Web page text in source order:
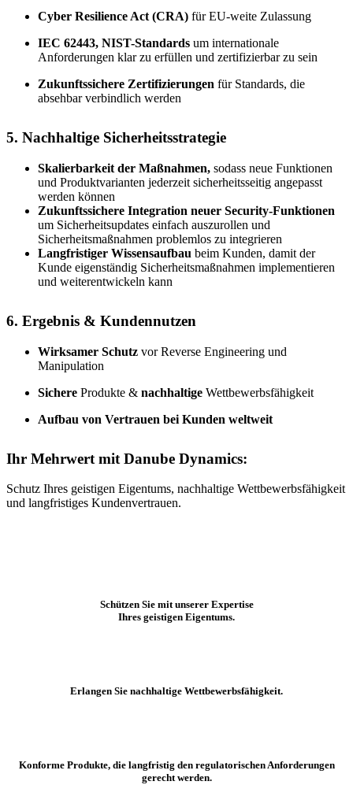
Cyber Resilience Act (CRA) für EU-weite Zulassung
IEC 62443, NIST-Standards um internationale
Anforderungen klar zu erfüllen und zertifizierbar zu sein
Zukunftssichere Zertifizierungen für Standards, die
absehbar verbindlich werden
5. Nachhaltige Sicherheitsstrategie
Skalierbarkeit der Maßnahmen, sodass neue Funktionen
und Produktvarianten jederzeit sicherheitsseitig angepasst
werden können
Zukunftssichere Integration neuer Security-Funktionen
um Sicherheitsupdates einfach auszurollen und
Sicherheitsmaßnahmen problemlos zu integrieren
Langfristiger Wissensaufbau beim Kunden, damit der
Kunde eigenständig Sicherheitsmaßnahmen implementieren
und weiterentwickeln kann
6. Ergebnis & Kundennutzen
Wirksamer Schutz vor Reverse Engineering und
Manipulation
Sichere Produkte & nachhaltige Wettbewerbsfähigkeit
Aufbau von Vertrauen bei Kunden weltweit
Ihr Mehrwert mit Danube Dynamics:
Schutz Ihres geistigen Eigentums, nachhaltige Wettbewerbsfähigkeit
und langfristiges Kundenvertrauen.
Schützen Sie mit unserer Expertise
Ihres geistigen Eigentums.
Erlangen Sie nachhaltige Wettbewerbsfähigkeit.
Konforme Produkte, die langfristig den regulatorischen Anforderungen
gerecht werden.